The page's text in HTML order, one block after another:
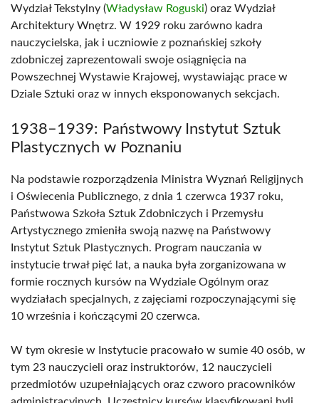
Wydział Tekstylny (Władysław Roguski) oraz Wydział
Architektury Wnętrz. W 1929 roku zarówno kadra
nauczycielska, jak i uczniowie z poznańskiej szkoły
zdobniczej zaprezentowali swoje osiągnięcia na
Powszechnej Wystawie Krajowej, wystawiając prace w
Dziale Sztuki oraz w innych eksponowanych sekcjach.
1938–1939: Państwowy Instytut Sztuk
Plastycznych w Poznaniu
Na podstawie rozporządzenia Ministra Wyznań Religijnych
i Oświecenia Publicznego, z dnia 1 czerwca 1937 roku,
Państwowa Szkoła Sztuk Zdobniczych i Przemysłu
Artystycznego zmieniła swoją nazwę na Państwowy
Instytut Sztuk Plastycznych. Program nauczania w
instytucie trwał pięć lat, a nauka była zorganizowana w
formie rocznych kursów na Wydziale Ogólnym oraz
wydziałach specjalnych, z zajęciami rozpoczynającymi się
10 września i kończącymi 20 czerwca.
W tym okresie w Instytucie pracowało w sumie 40 osób, w
tym 23 nauczycieli oraz instruktorów, 12 nauczycieli
przedmiotów uzupełniających oraz czworo pracowników